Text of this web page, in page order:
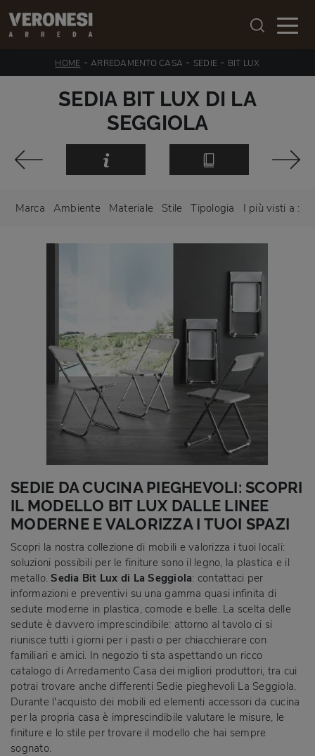
HOME -ARREDAMENTO CASA - SEDIE - BIT LUX
SEDIA BIT LUX DI LA
SEGGIOLA
Marca Ambiente Materiale Stile Tipologia I più visti a :
SEDIE DA CUCINA PIEGHEVOLI: SCOPRI
IL MODELLO BIT LUX DALLE LINEE
MODERNE E VALORIZZA I TUOI SPAZI
Scopri la nostra collezione di mobili e valorizza i tuoi locali:
soluzioni possibili per le finiture sono il legno, la plastica e il
metallo. Sedia Bit Lux di La Seggiola: contattaci per
informazioni e preventivi su una gamma quasi infinita di
sedute moderne in plastica, comode e belle. La scelta delle
sedute è davvero imprescindibile: attorno al tavolo ci si
riunisce tutti i giorni per i pasti o per chiacchierare con
familiari e amici. In negozio ti sta aspettando un ricco
catalogo di Arredamento Casa dei migliori produttori, tra cui
potrai trovare anche differenti Sedie pieghevoli La Seggiola.
Durante l'acquisto dei mobili ed elementi accessori da cucina
per la propria casa è imprescindibile valutare le misure, le
finiture e lo stile per trovare il modello che hai sempre
sognato.